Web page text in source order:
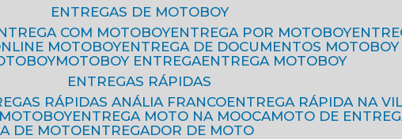
ENTREGAS DE MOTOBOY
COM MOTOBOY ENTREGA POR MOTOBOY
MOTOBOY
ENTREGA DE DOCUMENTOS MOTOBOY
MOTOBOY ENTREGA
ENTREGA MOTOBOY
ENTREGAS RÁPIDAS
RÁPIDAS ANÁLIA FRANCO
ENTREGA RÁPIDA NA
ENTREGA MOTO NA MOOCA
MOTO DE
DE MOTO
ENTREGADOR DE MOTO